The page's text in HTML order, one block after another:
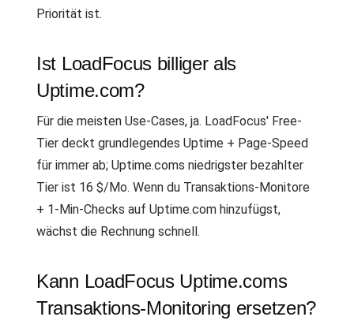
Priorität ist.
Ist LoadFocus billiger als
Uptime.com?
Für die meisten Use-Cases, ja. LoadFocus' Free-
Tier deckt grundlegendes Uptime + Page-Speed
für immer ab; Uptime.coms niedrigster bezahlter
Tier ist 16 $/Mo. Wenn du Transaktions-Monitore
+ 1-Min-Checks auf Uptime.com hinzufügst,
wächst die Rechnung schnell.
Kann LoadFocus Uptime.coms
Transaktions-Monitoring ersetzen?